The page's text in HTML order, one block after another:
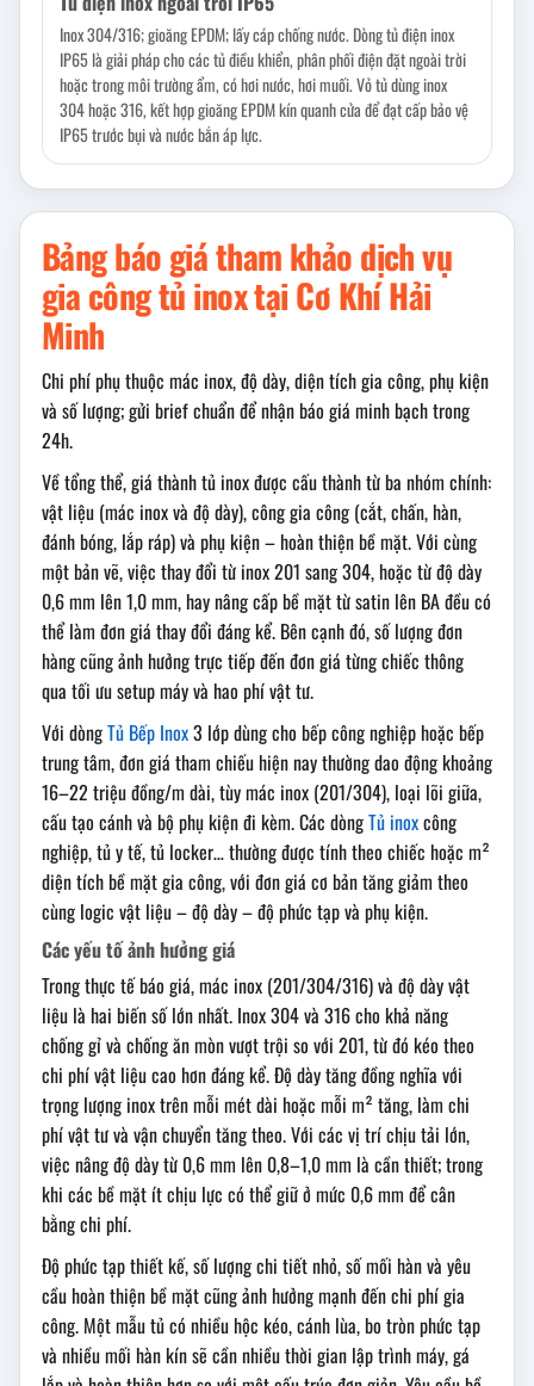
Inox 304/316; gioăng EPDM; lấy cáp chống nước. Dòng tủ điện inox
IP65 là giải pháp cho các tủ điều khiển, phân phối điện đặt ngoài trời
hoặc trong môi trường ẩm, có hơi nước, hơi muối. Vỏ tủ dùng inox
304 hoặc 316, kết hợp gioăng EPDM kín quanh cửa để đạt cấp bảo vệ
IP65 trước bụi và nước bắn áp lực.
Bảng báo giá tham khảo dịch vụ
gia công tủ inox tại Cơ Khí Hải
Minh
Chi phí phụ thuộc mác inox, độ dày, diện tích gia công, phụ kiện
và số lượng; gửi brief chuẩn để nhận báo giá minh bạch trong
24h.
Về tổng thể, giá thành tủ inox được cấu thành từ ba nhóm chính:
vật liệu (mác inox và độ dày), công gia công (cắt, chấn, hàn,
đánh bóng, lắp ráp) và phụ kiện – hoàn thiện bề mặt. Với cùng
một bản vẽ, việc thay đổi từ inox 201 sang 304, hoặc từ độ dày
0,6 mm lên 1,0 mm, hay nâng cấp bề mặt từ satin lên BA đều có
thể làm đơn giá thay đổi đáng kể. Bên cạnh đó, số lượng đơn
hàng cũng ảnh hưởng trực tiếp đến đơn giá từng chiếc thông
qua tối ưu setup máy và hao phí vật tư.
Với dòngTủ Bếp Inox3 lớp dùng cho bếp công nghiệp hoặc bếp
trung tâm, đơn giá tham chiếu hiện nay thường dao động khoảng
16–22 triệu đồng/m dài, tùy mác inox (201/304), loại lõi giữa,
cấu tạo cánh và bộ phụ kiện đi kèm. Các dòngTủ inoxcông
nghiệp, tủ y tế, tủ locker… thường được tính theo chiếc hoặc m²
diện tích bề mặt gia công, với đơn giá cơ bản tăng giảm theo
cùng logic vật liệu – độ dày – độ phức tạp và phụ kiện.
Các yếu tố ảnh hưởng giá
Trong thực tế báo giá, mác inox (201/304/316) và độ dày vật
liệu là hai biến số lớn nhất. Inox 304 và 316 cho khả năng
chống gỉ và chống ăn mòn vượt trội so với 201, từ đó kéo theo
chi phí vật liệu cao hơn đáng kể. Độ dày tăng đồng nghĩa với
trọng lượng inox trên mỗi mét dài hoặc mỗi m² tăng, làm chi
phí vật tư và vận chuyển tăng theo. Với các vị trí chịu tải lớn,
việc nâng độ dày từ 0,6 mm lên 0,8–1,0 mm là cần thiết; trong
khi các bề mặt ít chịu lực có thể giữ ở mức 0,6 mm để cân
bằng chi phí.
Độ phức tạp thiết kế, số lượng chi tiết nhỏ, số mối hàn và yêu
cầu hoàn thiện bề mặt cũng ảnh hưởng mạnh đến chi phí gia
công. Một mẫu tủ có nhiều hộc kéo, cánh lùa, bo tròn phức tạp
và nhiều mối hàn kín sẽ cần nhiều thời gian lập trình máy, gá